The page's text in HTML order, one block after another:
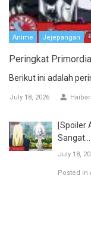
Anime Jejepangan
Peringkat
Berikut ini adalah
July 18, 2026
[Spoiler
Sangat...
July 18,
Posted in